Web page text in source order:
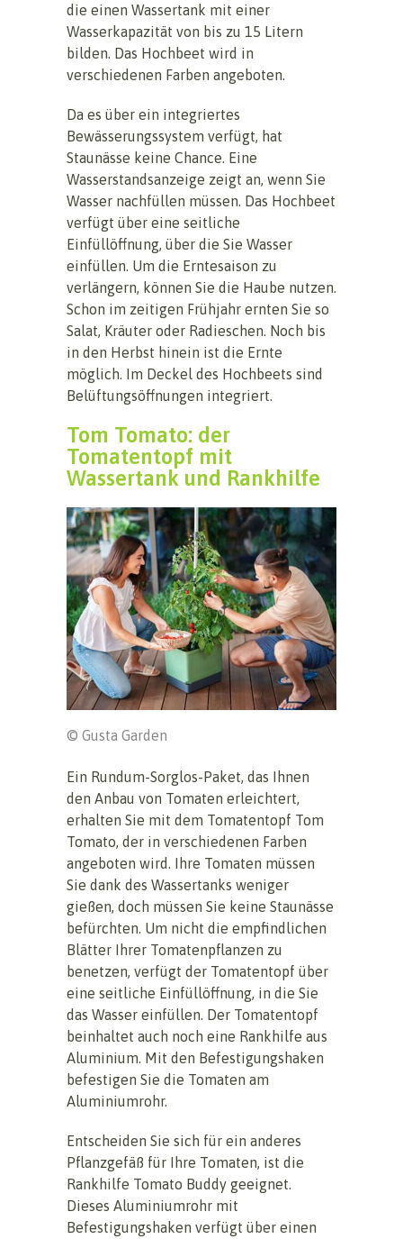
die einen Wassertank mit einer
Wasserkapazität von bis zu 15 Litern
bilden. Das Hochbeet wird in
verschiedenen Farben angeboten.
Da es über ein integriertes
Bewässerungssystem verfügt, hat
Staunässe keine Chance. Eine
Wasserstandsanzeige zeigt an, wenn Sie
Wasser nachfüllen müssen. Das Hochbeet
verfügt über eine seitliche
Einfüllöffnung, über die Sie Wasser
einfüllen. Um die Erntesaison zu
verlängern, können Sie die Haube nutzen.
Schon im zeitigen Frühjahr ernten Sie so
Salat, Kräuter oder Radieschen. Noch bis
in den Herbst hinein ist die Ernte
möglich. Im Deckel des Hochbeets sind
Belüftungsöffnungen integriert.
Tom Tomato: der
Tomatentopf mit
Wassertank und Rankhilfe
© Gusta Garden
Ein Rundum-Sorglos-Paket, das Ihnen
den Anbau von Tomaten erleichtert,
erhalten Sie mit dem Tomatentopf Tom
Tomato, der in verschiedenen Farben
angeboten wird. Ihre Tomaten müssen
Sie dank des Wassertanks weniger
gießen, doch müssen Sie keine Staunässe
befürchten. Um nicht die empfindlichen
Blätter Ihrer Tomatenpflanzen zu
benetzen, verfügt der Tomatentopf über
eine seitliche Einfüllöffnung, in die Sie
das Wasser einfüllen. Der Tomatentopf
beinhaltet auch noch eine Rankhilfe aus
Aluminium. Mit den Befestigungshaken
befestigen Sie die Tomaten am
Aluminiumrohr.
Entscheiden Sie sich für ein anderes
Pflanzgefäß für Ihre Tomaten, ist die
Rankhilfe Tomato Buddy geeignet.
Dieses Aluminiumrohr mit
Befestigungshaken verfügt über einen